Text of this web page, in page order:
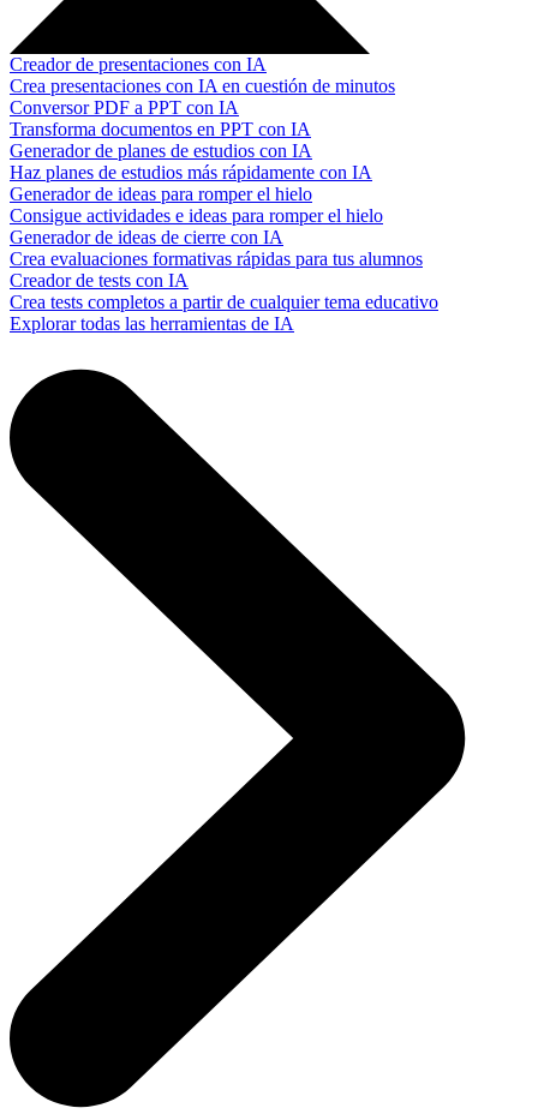
Creador de presentaciones con IA
Crea presentaciones con IA en cuestión de minutos
Conversor PDF a PPT con IA
Transforma documentos en PPT con IA
Generador de planes de estudios con IA
Haz planes de estudios más rápidamente con IA
Generador de ideas para romper el hielo
Consigue actividades e ideas para romper el hielo
Generador de ideas de cierre con IA
Crea evaluaciones formativas rápidas para tus alumnos
Creador de tests con IA
Crea tests completos a partir de cualquier tema educativo
Explorar todas las herramientas de IA